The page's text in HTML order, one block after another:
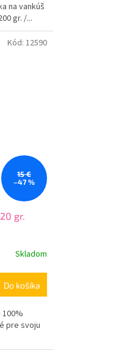
na vankúš
gr. /...
15 €
–47 %
gr.
Skladom
Do košíka
pre svoju
Kód: 12590